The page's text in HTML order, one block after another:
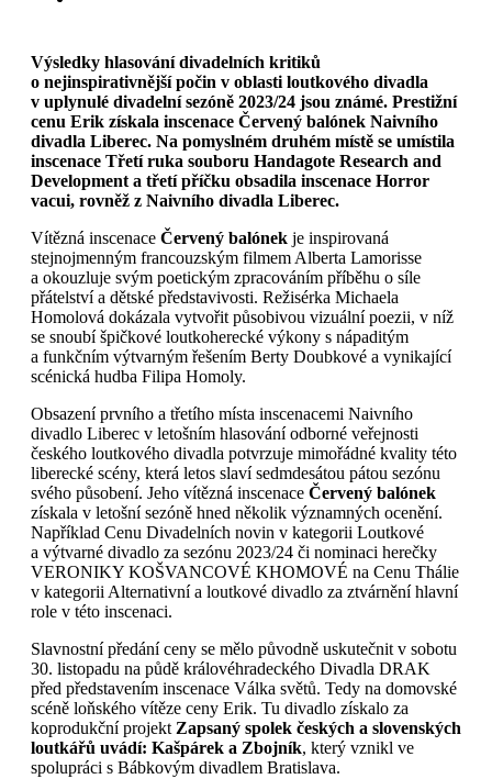
Výsledky hlasování divadelních kritiků
o nejinspirativnější počin v oblasti loutkového divadla
v uplynulé divadelní sezóně 2023/24 jsou známé. Prestižní
cenu Erik získala inscenace Červený balónek Naivního
divadla Liberec. Na pomyslném druhém místě se umístila
inscenace Třetí ruka souboru Handagote Research and
Development a třetí příčku obsadila inscenace Horror
vacui, rovněž z Naivního divadla Liberec.
Vítězná inscenace Červený balónekje inspirovaná
stejnojmenným francouzským filmem Alberta Lamorisse
a okouzluje svým poetickým zpracováním příběhu o síle
přátelství a dětské představivosti. Režisérka Michaela
Homolová dokázala vytvořit působivou vizuální poezii, v níž
se snoubí špičkové loutkoherecké výkony s nápaditým
a funkčním výtvarným řešením Berty Doubkové a vynikající
scénická hudba Filipa Homoly.
Obsazení prvního a třetího místa inscenacemi Naivního
divadlo Liberec v letošním hlasování odborné veřejnosti
českého loutkového divadla potvrzuje mimořádné kvality této
liberecké scény, která letos slaví sedmdesátou pátou sezónu
svého působení. Jeho vítězná inscenace Červený balónek
získala v letošní sezóně hned několik významných ocenění.
Například Cenu Divadelních novin v kategorii Loutkové
a výtvarné divadlo za sezónu 2023/24 či nominaci herečky
VERONIKY KOŠVANCOVÉ KHOMOVÉ na Cenu Thálie
v kategorii Alternativní a loutkové divadlo za ztvárnění hlavní
role v této inscenaci.
Slavnostní předání ceny se mělo původně uskutečnit v sobotu
30. listopadu na půdě královéhradeckého Divadla DRAK
před představením inscenace Válka světů. Tedy na domovské
scéně loňského vítěze ceny Erik. Tu divadlo získalo za
koprodukční projekt Zapsaný spolek českých a slovenských
loutkářů uvádí: Kašpárek a Zbojník, který vznikl ve
spolupráci s Bábkovým divadlem Bratislava.